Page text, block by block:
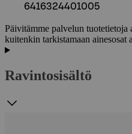
6416324401005
Päivitämme palvelun tuotetietoja
kuitenkin tarkistamaan ainesosat
Ravintosisältö